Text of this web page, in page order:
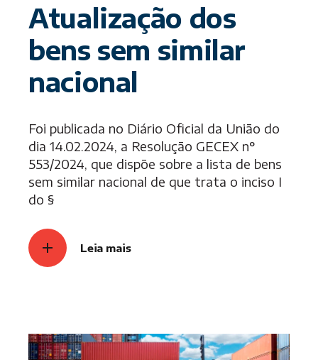
Atualização dos
bens sem similar
nacional
Foi publicada no Diário Oficial da União do
dia 14.02.2024, a Resolução GECEX n°
553/2024, que dispõe sobre a lista de bens
sem similar nacional de que trata o inciso I
do §
Leia mais